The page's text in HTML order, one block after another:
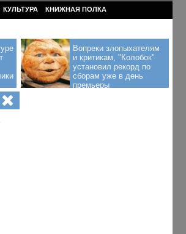
КУЛЬТУРА КНИЖНАЯ ПОЛКА
Вопреки злопыхателям
и критикам, "Колобок"
установил рекорд по
сборам уже в день
премьеры